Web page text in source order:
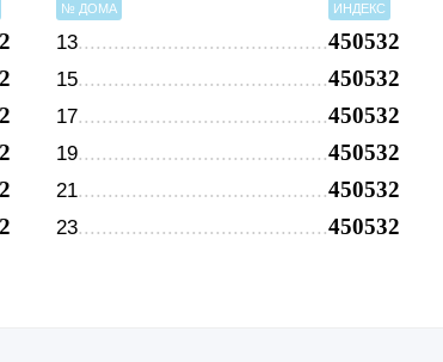
№ ДОМА ИНДЕКС
13 450532
15 450532
17 450532
19 450532
21 450532
23 450532